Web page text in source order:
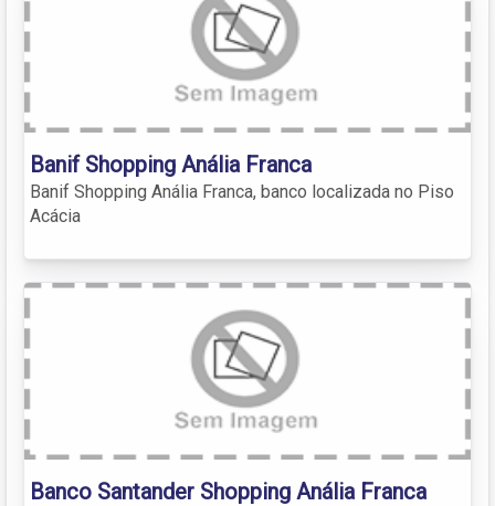
Banif Shopping Anália Franca
Banif Shopping Anália Franca, banco localizada no Piso
Acácia
Banco Santander Shopping Anália Franca